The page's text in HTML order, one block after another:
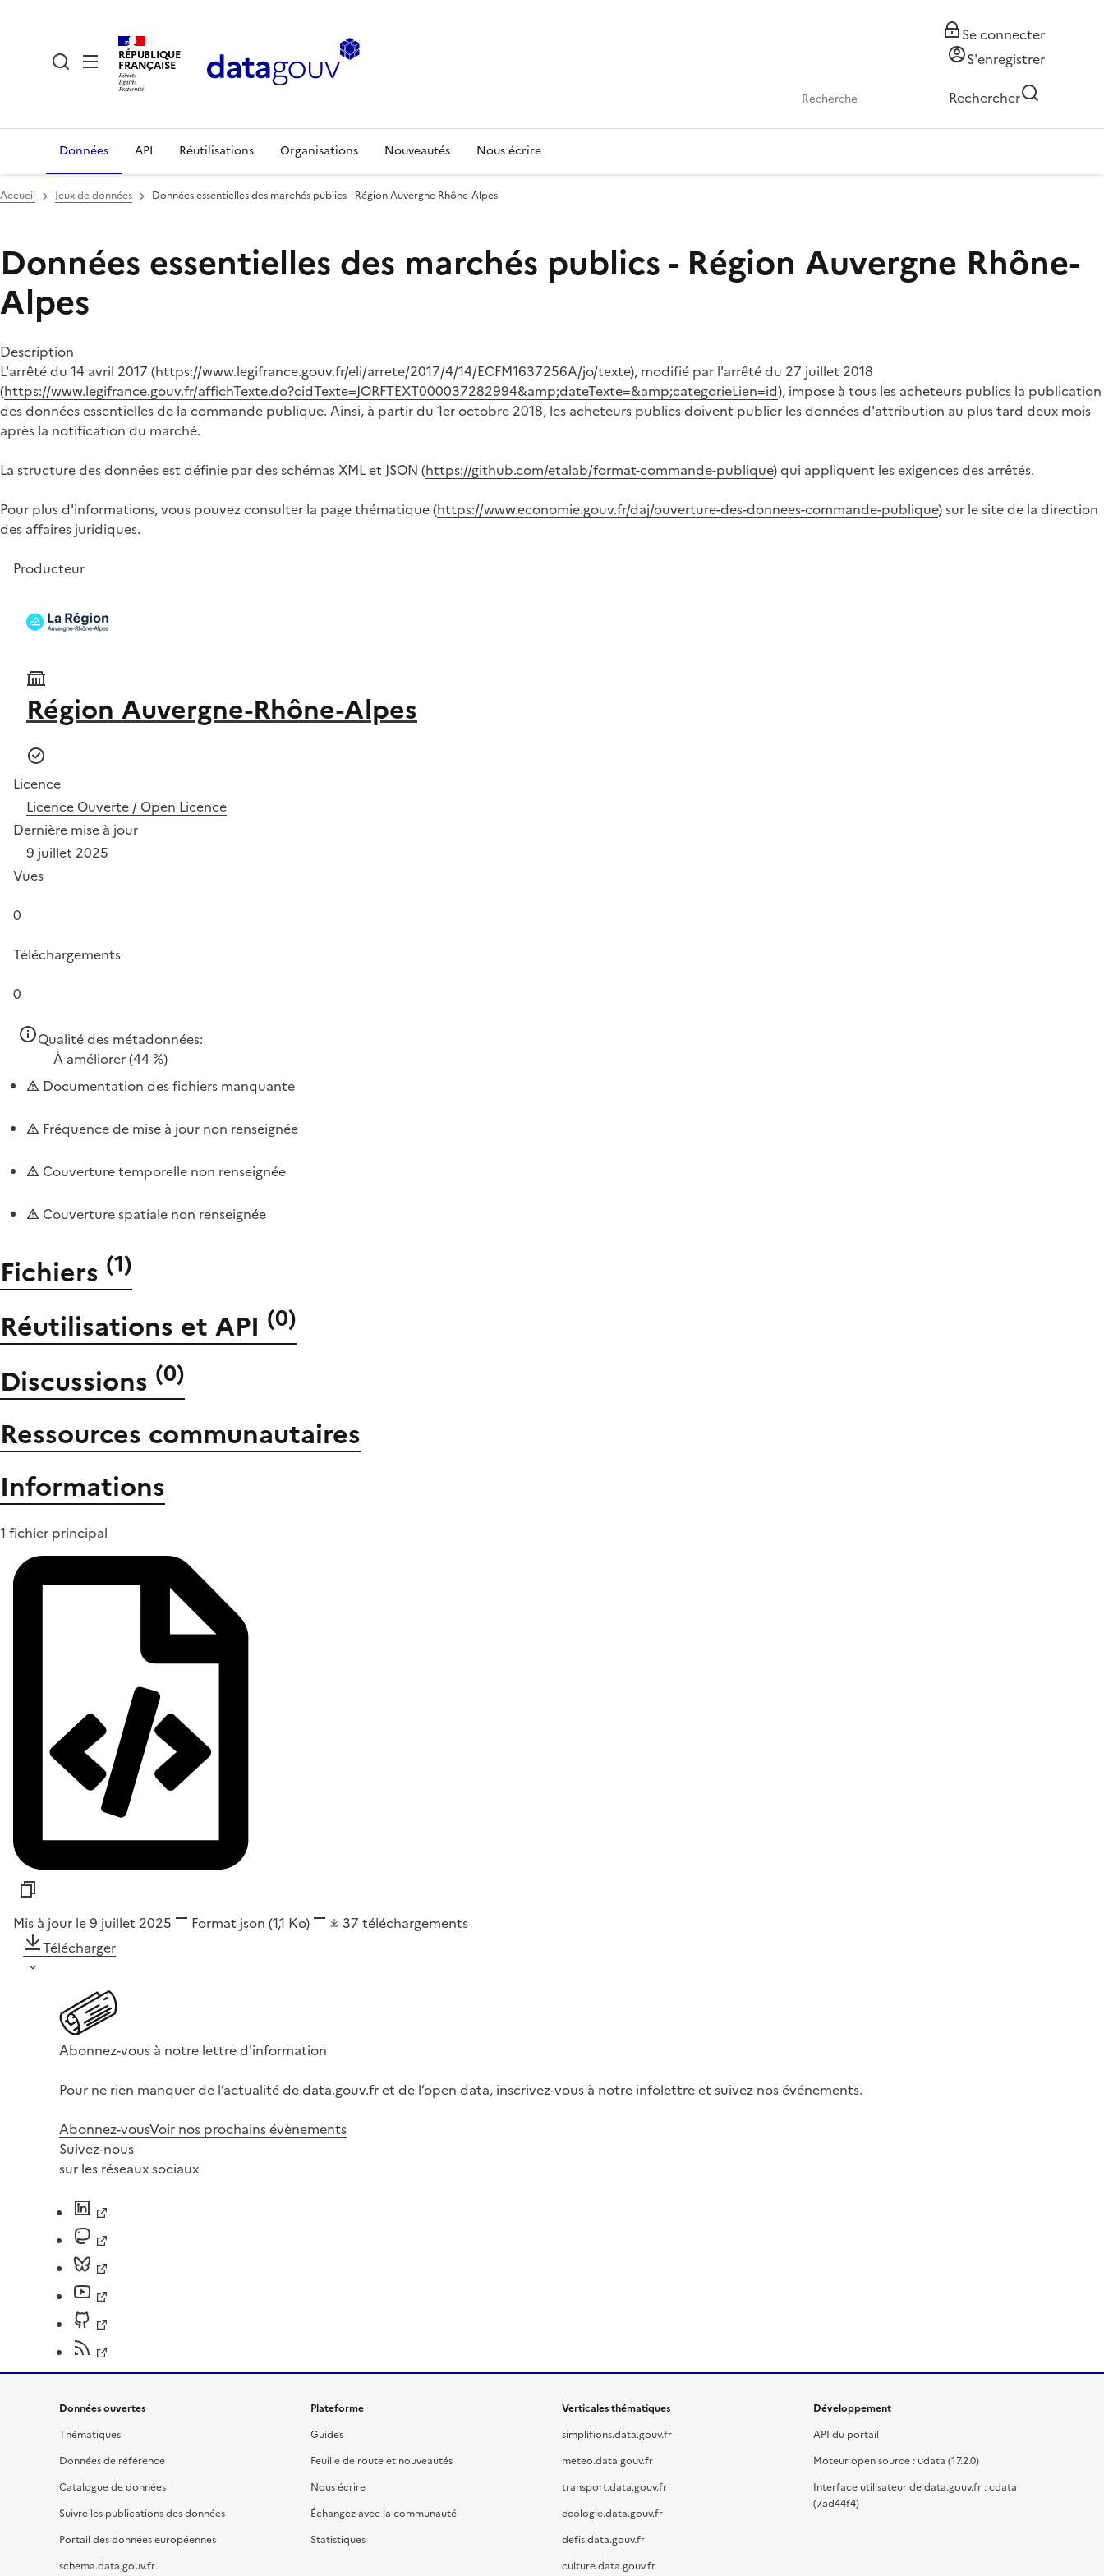
RÉPUBLIQUE
FRANÇAISE
Se connecter
S'enregistrer
Rechercher
Données API Réutilisations Organisations Nouveautés Nous écrire
Accueil Jeux de données Données essentielles des marchés publics - Région Auvergne Rhône-Alpes
Données essentielles des marchés publics - Région Auvergne Rhône-
Alpes
Description
L'arrêté du 14 avril 2017 (https://www.legifrance.gouv.fr/eli/arrete/2017/4/14/ECFM1637256A/jo/texte), modifié par l'arrêté du 27 juillet 2018
(https://www.legifrance.gouv.fr/affichTexte.do?cidTexte=JORFTEXT000037282994&amp;dateTexte=&amp;categorieLien=id), impose à tous les acheteurs publics la publication
des données essentielles de la commande publique. Ainsi, à partir du 1er octobre 2018, les acheteurs publics doivent publier les données d'attribution au plus tard deux mois
après la notification du marché.
La structure des données est définie par des schémas XML et JSON (https://github.com/etalab/format-commande-publique) qui appliquent les exigences des arrêtés.
Pour plus d'informations, vous pouvez consulter la page thématique (https://www.economie.gouv.fr/daj/ouverture-des-donnees-commande-publique) sur le site de la direction
des affaires juridiques.
Producteur
Région Auvergne-Rhône-Alpes
Licence
Licence Ouverte / Open Licence
Dernière mise à jour
9 juillet 2025
Vues
0
Téléchargements
0
Qualité des métadonnées:
À améliorer(44 %)
Documentation des fichiers manquante
Fréquence de mise à jour non renseignée
Couverture temporelle non renseignée
Couverture spatiale non renseignée
Fichiers (1)
Réutilisations et API (0)
Discussions (0)
Ressources communautaires
Informations
1 fichier principal
Mis à jour le 9 juillet 2025 Format json (1,1 Ko) 37 téléchargements
Télécharger
Abonnez-vous à notre lettre d'information
Pour ne rien manquer de l’actualité de data.gouv.fr et de l’open data, inscrivez-vous à notre infolettre et suivez nos événements.
Abonnez-vousVoir nos prochains évènements
Suivez-nous
sur les réseaux sociaux
Données ouvertes
Thématiques
Données de référence
Catalogue de données
Suivre les publications des données
Portail des données européennes
schema.data.gouv.fr
Plateforme
Guides
Feuille de route et nouveautés
Nous écrire
Échangez avec la communauté
Statistiques
Verticales thématiques
simplifions.data.gouv.fr
meteo.data.gouv.fr
transport.data.gouv.fr
ecologie.data.gouv.fr
defis.data.gouv.fr
culture.data.gouv.fr
Développement
API du portail
Moteur open source : udata (17.2.0)
Interface utilisateur de data.gouv.fr : cdata
(7ad44f4)